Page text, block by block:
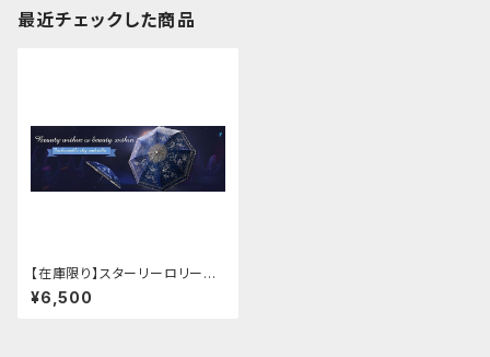
最近チェックした商品
【在庫限り】スターリーロリータ
アンブレラ
¥6,500